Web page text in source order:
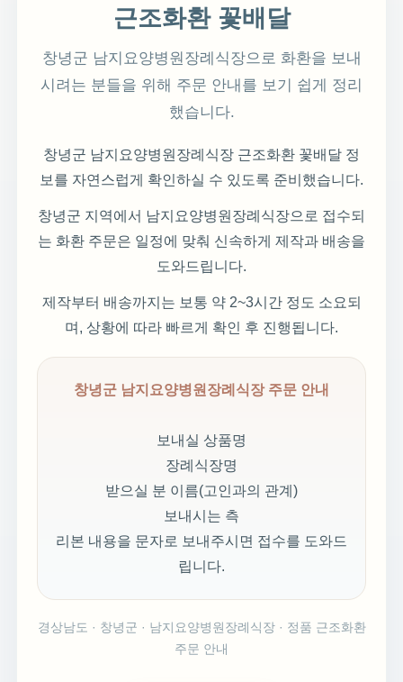
근조화환 꽃배달
창녕군 남지요양병원장례식장으로 화환을 보내
시려는 분들을 위해 주문 안내를 보기 쉽게 정리
했습니다.
창녕군 남지요양병원장례식장 근조화환 꽃배달 정
보를 자연스럽게 확인하실 수 있도록 준비했습니다.
창녕군 지역에서 남지요양병원장례식장으로 접수되
는 화환 주문은 일정에 맞춰 신속하게 제작과 배송을
도와드립니다.
제작부터 배송까지는 보통 약 2~3시간 정도 소요되
며, 상황에 따라 빠르게 확인 후 진행됩니다.
창녕군 남지요양병원장례식장 주문 안내
보내실 상품명
장례식장명
받으실 분 이름(고인과의 관계)
보내시는 측
리본 내용을 문자로 보내주시면 접수를 도와드
립니다.
경상남도 · 창녕군 · 남지요양병원장례식장 · 정품 근조화환
주문 안내